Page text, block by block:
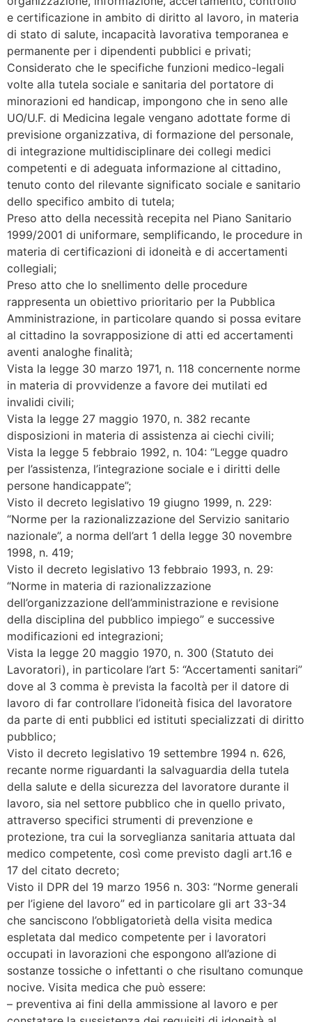
e certificazione in ambito di diritto al lavoro, in materia
di stato di salute, incapacità lavorativa temporanea e
permanente per i dipendenti pubblici e privati;
Considerato che le specifiche funzioni medico-legali
volte alla tutela sociale e sanitaria del portatore di
minorazioni ed handicap, impongono che in seno alle
UO/U.F. di Medicina legale vengano adottate forme di
previsione organizzativa, di formazione del personale,
di integrazione multidisciplinare dei collegi medici
competenti e di adeguata informazione al cittadino,
tenuto conto del rilevante significato sociale e sanitario
dello specifico ambito di tutela;
Preso atto della necessità recepita nel Piano Sanitario
1999/2001 di uniformare, semplificando, le procedure in
materia di certificazioni di idoneità e di accertamenti
collegiali;
Preso atto che lo snellimento delle procedure
rappresenta un obiettivo prioritario per la Pubblica
Amministrazione, in particolare quando si possa evitare
al cittadino la sovrapposizione di atti ed accertamenti
aventi analoghe finalità;
Vista la legge 30 marzo 1971, n. 118 concernente norme
in materia di provvidenze a favore dei mutilati ed
invalidi civili;
Vista la legge 27 maggio 1970, n. 382 recante
disposizioni in materia di assistenza ai ciechi civili;
Vista la legge 5 febbraio 1992, n. 104: “Legge quadro
per l’assistenza, l’integrazione sociale e i diritti delle
persone handicappate”;
Visto il decreto legislativo 19 giugno 1999, n. 229:
“Norme per la razionalizzazione del Servizio sanitario
nazionale”, a norma dell’art 1 della legge 30 novembre
1998, n. 419;
Visto il decreto legislativo 13 febbraio 1993, n. 29:
“Norme in materia di razionalizzazione
dell’organizzazione dell’amministrazione e revisione
della disciplina del pubblico impiego” e successive
modificazioni ed integrazioni;
Vista la legge 20 maggio 1970, n. 300 (Statuto dei
Lavoratori), in particolare l’art 5: “Accertamenti sanitari”
dove al 3 comma è prevista la facoltà per il datore di
lavoro di far controllare l’idoneità fisica del lavoratore
da parte di enti pubblici ed istituti specializzati di diritto
pubblico;
Visto il decreto legislativo 19 settembre 1994 n. 626,
recante norme riguardanti la salvaguardia della tutela
della salute e della sicurezza del lavoratore durante il
lavoro, sia nel settore pubblico che in quello privato,
attraverso specifici strumenti di prevenzione e
protezione, tra cui la sorveglianza sanitaria attuata dal
medico competente, così come previsto dagli art.16 e
17 del citato decreto;
Visto il DPR del 19 marzo 1956 n. 303: “Norme generali
per l’igiene del lavoro” ed in particolare gli art 33-34
che sanciscono l’obbligatorietà della visita medica
espletata dal medico competente per i lavoratori
occupati in lavorazioni che espongono all’azione di
sostanze tossiche o infettanti o che risultano comunque
nocive. Visita medica che può essere:
– preventiva ai fini della ammissione al lavoro e per